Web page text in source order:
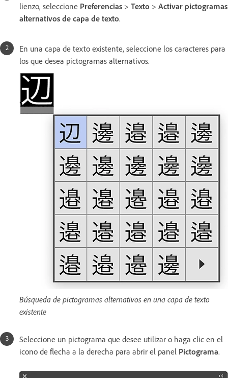
lienzo, seleccione Preferencias > Texto > Activar pictogramas
alternativos de capa de texto.
En una capa de texto existente, seleccione los caracteres para
los que desea pictogramas alternativos.
Búsqueda de pictogramas alternativos en una capa de texto
existente
Seleccione un pictograma que desee utilizar o haga clic en el
icono de flecha a la derecha para abrir el panel Pictograma.